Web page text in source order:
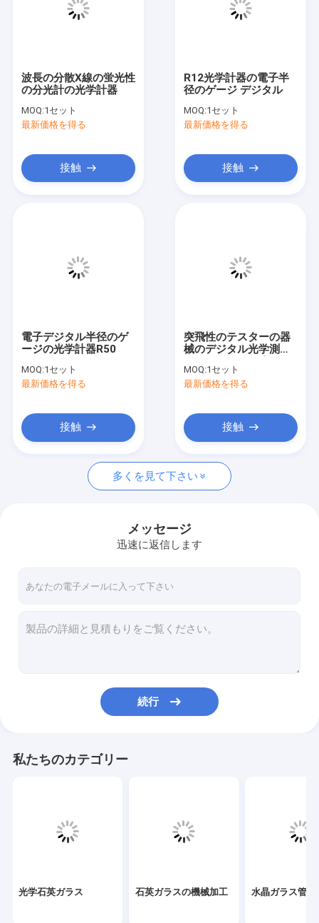
ビデオ
品質管理
連絡 ください
光学石英ガラス
ホウケイ酸ガラス管
レーザースペアパーツ
クォーツ装置
カスタムガラス部品
波長の分散X線の蛍光性
の分光計の光学計器
MOQ:1セット
最新価格を得る
接触
R12光学計器の電子半
径のゲージ デジタル
MOQ:1セット
最新価格を得る
接触
電子デジタル半径のゲ
ージの光学計器R50
MOQ:1セット
最新価格を得る
接触
突飛性のテスターの器
械のデジタル光学測定
MOQ:1セット
最新価格を得る
接触
多くを見て下さい
メッセージ
迅速に返信します
続行
私たちのカテゴリー
光学石英ガラス 石英ガラスの機械加工 水晶ガラス管